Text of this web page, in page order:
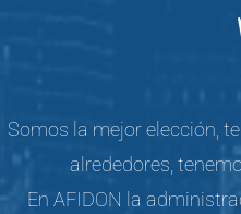
Somos la mejor elección,
alrededores,
En AFIDON la